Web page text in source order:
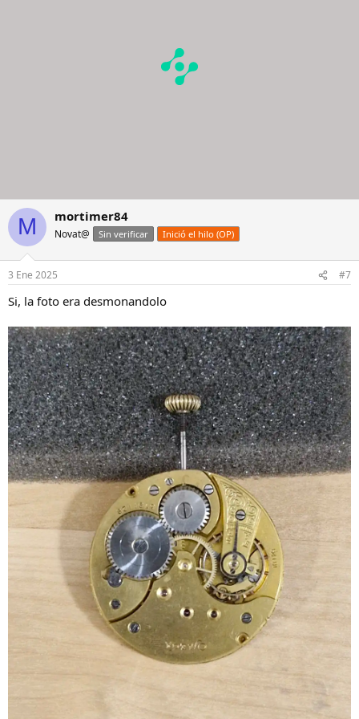
M mortimer84
Novat@ Sin verificar Inició el hilo (OP)
3 Ene 2025 #7
Si, la foto era desmonandolo